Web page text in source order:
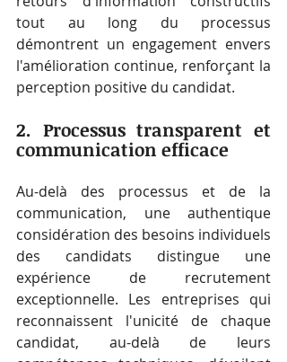
tout au long du processus
démontrent un engagement envers
l'amélioration continue, renforçant la
perception positive du candidat.
2. Processus transparent et
communication efficace
Au-delà des processus et de la
communication, une authentique
considération des besoins individuels
des candidats distingue une
expérience de recrutement
exceptionnelle. Les entreprises qui
reconnaissent l'unicité de chaque
candidat, au-delà de leurs